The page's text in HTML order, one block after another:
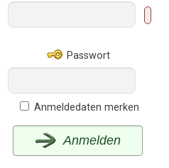
Passwort
Anmeldedaten merken
Anmelden